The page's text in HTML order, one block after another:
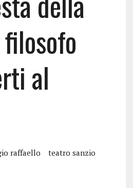
al
raffaello
teatro sanzio